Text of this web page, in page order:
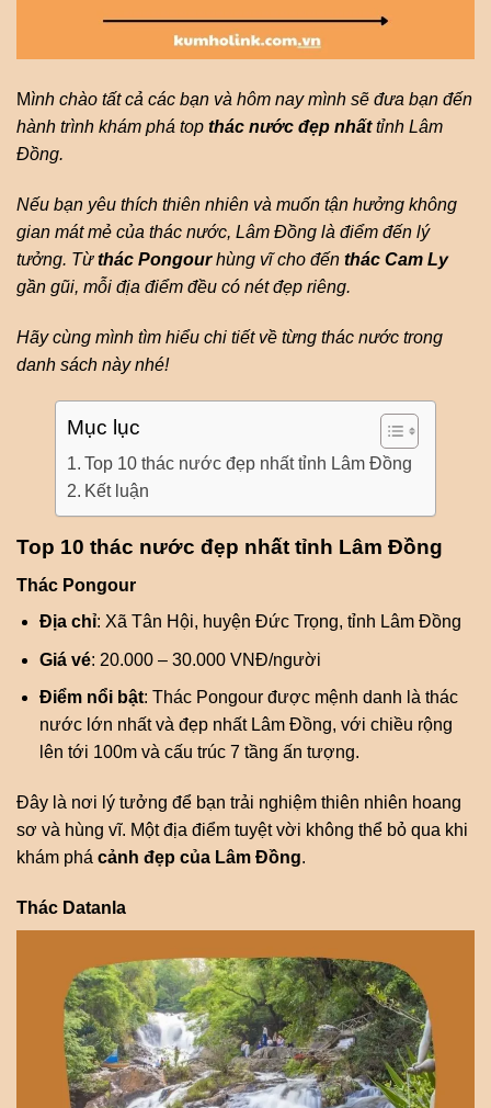
Mình chào tất cả các bạn và hôm nay mình sẽ đưa bạn đến
hành trình khám phá top thác nước đẹp nhấttỉnh Lâm
Đồng.
Nếu bạn yêu thích thiên nhiên và muốn tận hưởng không
gian mát mẻ của thác nước, Lâm Đồng là điểm đến lý
tưởng. Từthác Pongourhùng vĩ cho đến thác Cam Ly
gần gũi, mỗi địa điểm đều có nét đẹp riêng.
Hãy cùng mình tìm hiểu chi tiết về từng thác nước trong
danh sách này nhé!
Mục lục
Top 10 thác nước đẹp nhất tỉnh Lâm Đồng
Kết luận
Top 10 thác nước đẹp nhất tỉnh Lâm Đồng
Thác Pongour
Địa chỉ: Xã Tân Hội, huyện Đức Trọng, tỉnh Lâm Đồng
Giá vé: 20.000 – 30.000 VNĐ/người
Điểm nổi bật: Thác Pongour được mệnh danh là thác
nước lớn nhất và đẹp nhất Lâm Đồng, với chiều rộng
lên tới 100m và cấu trúc 7 tầng ấn tượng.
Đây là nơi lý tưởng để bạn trải nghiệm thiên nhiên hoang
sơ và hùng vĩ. Một địa điểm tuyệt vời không thể bỏ qua khi
khám phá cảnh đẹp của Lâm Đồng.
Thác Datanla